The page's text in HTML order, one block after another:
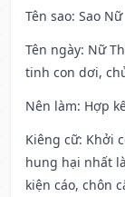
Tên sao: Sao Nữ
Tên ngày: Nữ
tinh con dơi,
Nên làm: Hợp
Kiêng cữ: Khởi
hung hại nhất
kiện cáo, chôn